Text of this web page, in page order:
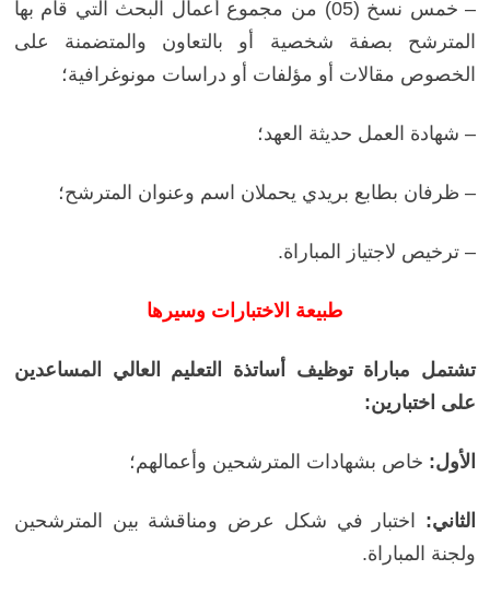
– خمس نسخ (05) من مجموع أعمال البحث التي قام بها
المترشح بصفة شخصية أو بالتعاون والمتضمنة على
الخصوص مقالات أو مؤلفات أو دراسات مونوغرافية؛
– شهادة العمل حديثة العهد؛
– ظرفان بطابع بريدي يحملان اسم وعنوان المترشح؛
– ترخيص لاجتياز المباراة.
طبيعة الاختبارات وسيرها
تشتمل مباراة توظيف أساتذة التعليم العالي المساعدين
على اختبارين:
الأول: خاص بشهادات المترشحين وأعمالهم؛
الثاني: اختبار في شكل عرض ومناقشة بين المترشحين
ولجنة المباراة.